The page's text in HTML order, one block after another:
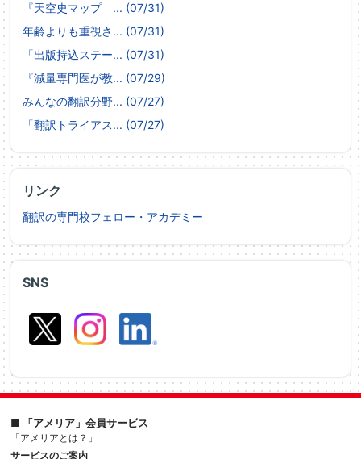
SNS
『天空史マップ ... (07/31)
年齢よりも重視さ... (07/31)
「出版持込ステー... (07/31)
『減量専門医が教... (07/29)
みんなの翻訳分野... (07/27)
「翻訳トライアス... (07/27)
リンク
翻訳の専門校フェロー・アカデミー
■ 「アメリア」会員サービス
「アメリアとは？」
サービスのご案内